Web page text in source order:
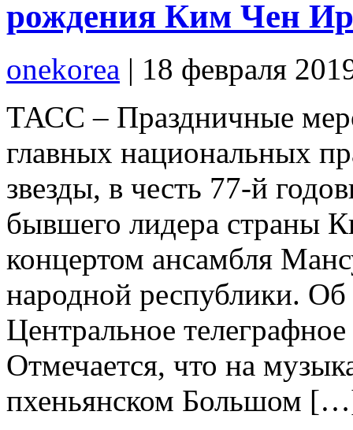
рождения Ким Чен
onekorea | 18 февраля
ТАСС – Праздничные
главных национальных
звезды, в честь 77-й
бывшего лидера страны
концертом ансамбля
народной республики.
Центральное
Отмечается, что на
пхеньянском Большом